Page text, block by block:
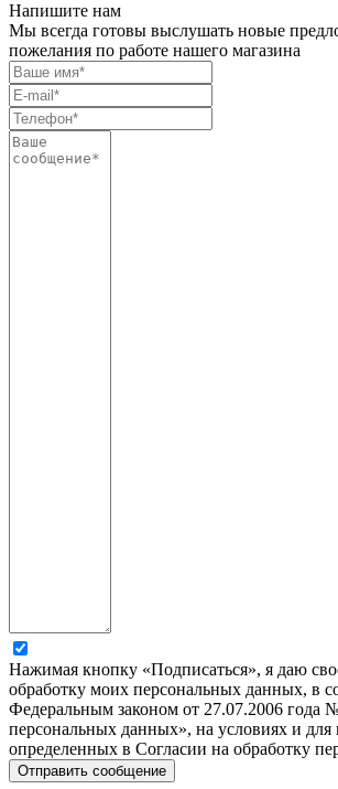
Напишите нам
Мы всегда готовы выслушать новые
пожелания по работе нашего магазина
Нажимая кнопку «Подписаться», я даю
обработку моих персональных данных, в
Федеральным законом от 27.07.2006 года
персональных данных», на условиях и для
определенных в Согласии на обработку